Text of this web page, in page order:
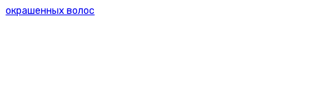
окрашенных волос